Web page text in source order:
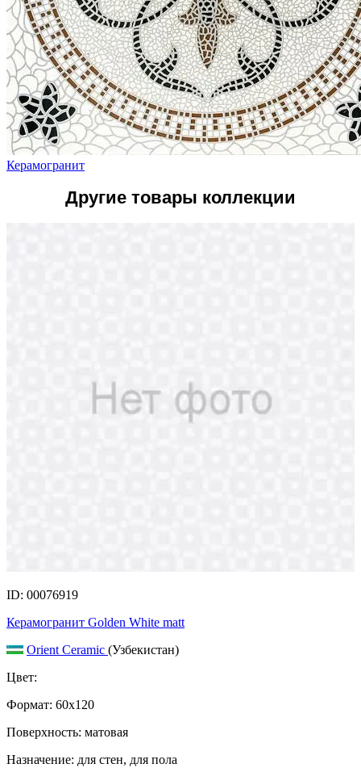
Керамогранит
Другие товары коллекции
ID: 00076919
Керамогранит Golden White matt
Orient Ceramic (Узбекистан)
Цвет:
Формат: 60x120
Поверхность: матовая
Назначение: для стен, для пола